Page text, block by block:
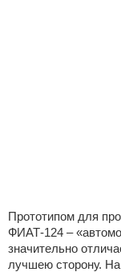
Прототипом для
ФИАТ-124 –
значительно
лучшею сторону. На